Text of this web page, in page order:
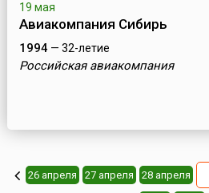
19 мая
Авиакомпания Сибирь
1994— 32-летие
Российская авиакомпания
26 апреля 27 апреля 28 апреля